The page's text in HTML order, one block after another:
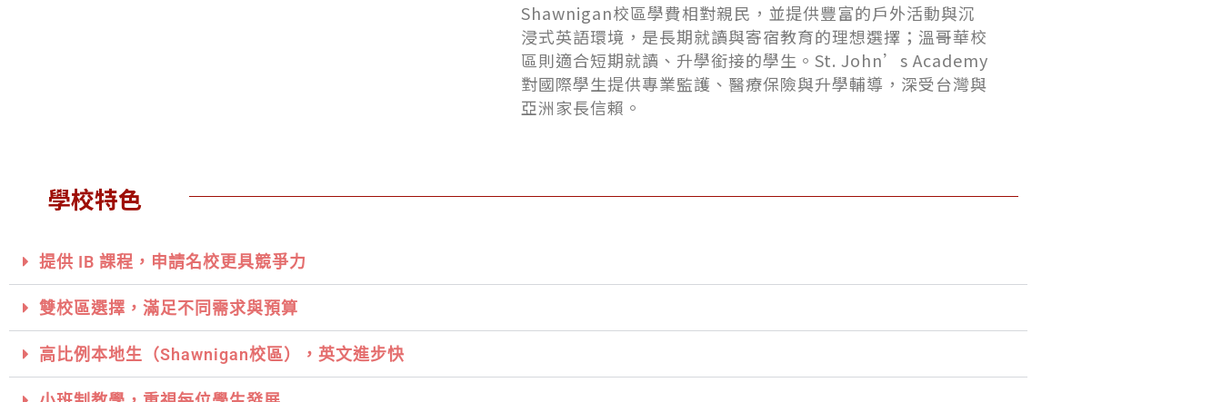
Shawnigan校區學費相對親民，並提供豐富的戶外活動與沉
浸式英語環境，是長期就讀與寄宿教育的理想選擇；溫哥華校
區則適合短期就讀、升學銜接的學生。St. John’s Academy
對國際學生提供專業監護、醫療保險與升學輔導，深受台灣與
亞洲家長信賴。
學校特色
提供 IB 課程，申請名校更具競爭力
雙校區選擇，滿足不同需求與預算
高比例本地生（Shawnigan校區），英文進步快